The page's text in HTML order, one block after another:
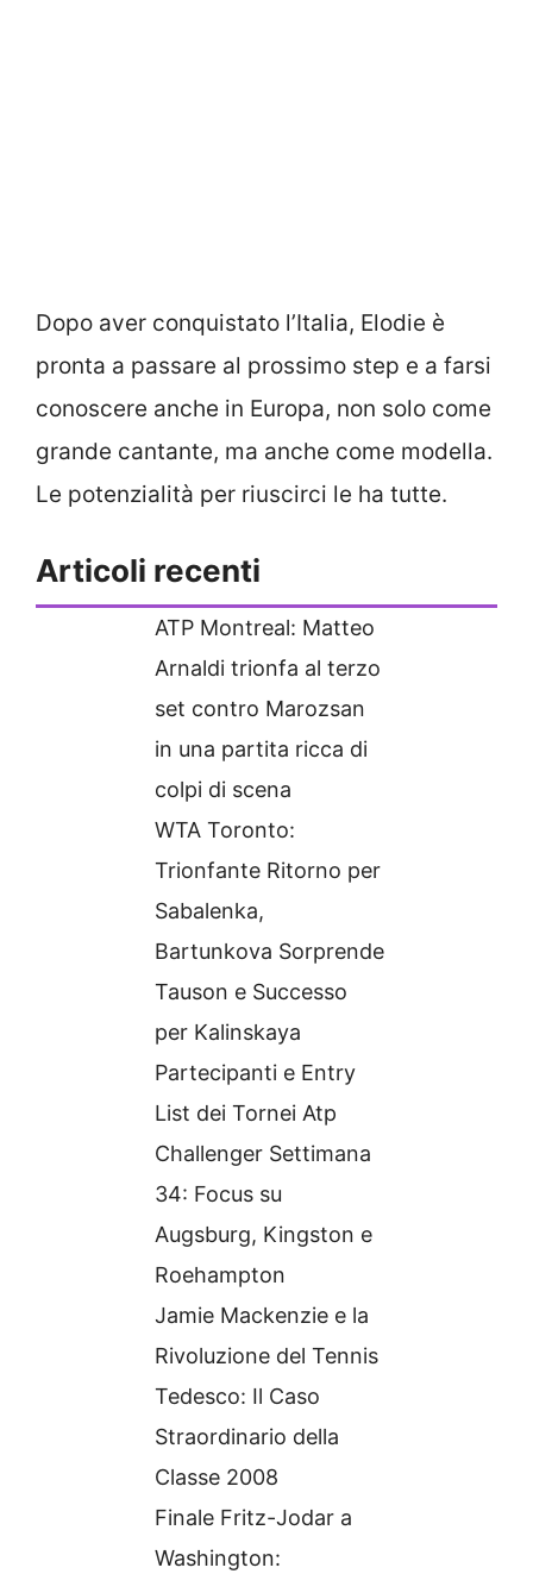
Dopo aver conquistato l’Italia, Elodie è
pronta a passare al prossimo step e a farsi
conoscere anche in Europa, non solo come
grande cantante, ma anche come modella.
Le potenzialità per riuscirci le ha tutte.
Articoli recenti
ATP Montreal: Matteo
Arnaldi trionfa al terzo
set contro Marozsan
in una partita ricca di
colpi di scena
WTA Toronto:
Trionfante Ritorno per
Sabalenka,
Bartunkova Sorprende
Tauson e Successo
per Kalinskaya
Partecipanti e Entry
List dei Tornei Atp
Challenger Settimana
34: Focus su
Augsburg, Kingston e
Roehampton
Jamie Mackenzie e la
Rivoluzione del Tennis
Tedesco: Il Caso
Straordinario della
Classe 2008
Finale Fritz-Jodar a
Washington: